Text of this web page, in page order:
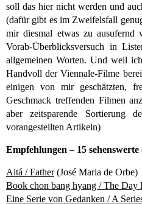
soll das hier nicht werden und
(dafür gibt es im Zweifelsfall
mir diesmal etwas zu ausufernd
Vorab-Überblicksversuch in
allgemeinen Worten. Und weil
Handvoll der Viennale-Filme
einigen von mir geschätzten,
Geschmack treffenden Filmen
aber zeitsparende Sortierung
vorangestellten Artikeln)
Empfehlungen – 15
Aitá / Father(José Maria de Orbe)
Book chon bang hyang / The Day
Eine Serie von Gedanken / A